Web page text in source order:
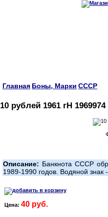
Главная Боны, Марки СССР
10 рублей 1961 гН 1969974
Описание: Банкнота СССР
1989-1990 годов. Водяной
Цена: 40 руб.